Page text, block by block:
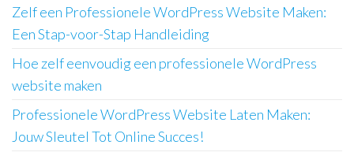
Zelf een Professionele WordPress Website Maken:
Een Stap-voor-Stap Handleiding
Hoe zelf eenvoudig een professionele WordPress
website maken
Professionele WordPress Website Laten Maken:
Jouw Sleutel Tot Online Succes!